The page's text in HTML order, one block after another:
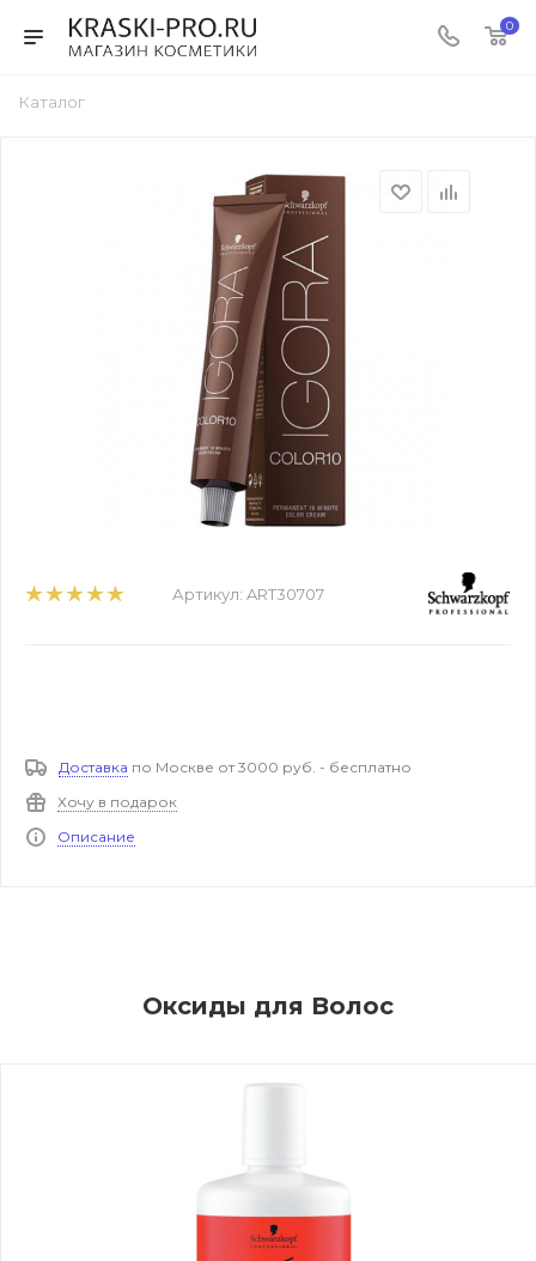
0
Каталог
Артикул: ART30707
Доставка по Москве от 3000 руб. - бесплатно
Хочу в подарок
Описание
Оксиды для Волос